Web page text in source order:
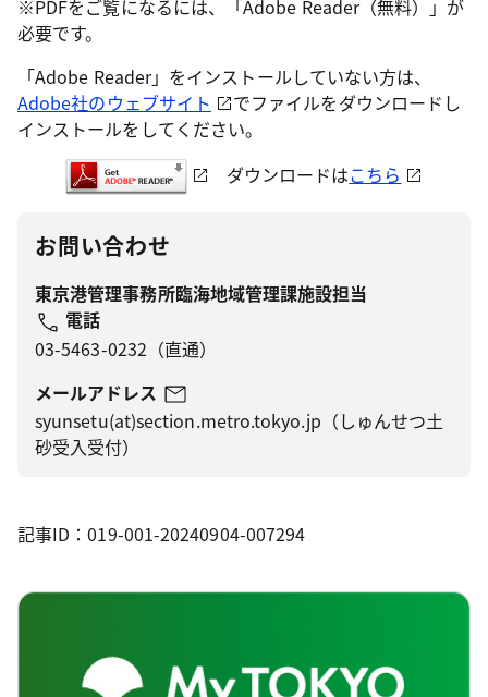
※PDFをご覧になるには、「Adobe Reader（無料）」が
必要です。
「Adobe Reader」をインストールしていない方は、
Adobe社のウェブサイト
でファイルをダウンロードし
インストールをしてください。
ダウンロードはこちら
お問い合わせ
東京港管理事務所臨海地域管理課施設担当
電話
03-5463-0232（直通）
メールアドレス
syunsetu(at)section.metro.tokyo.jp（しゅんせつ土
砂受入受付）
記事ID：019-001-20240904-007294